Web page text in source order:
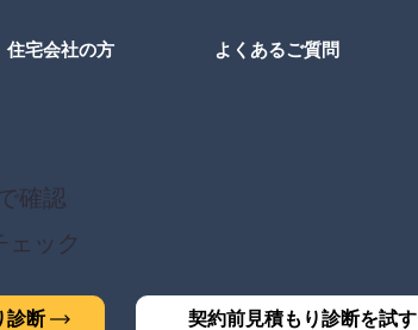
住宅会社の方 よくあるご質問
確認
ック
診断 契約前見積もり診断を試す